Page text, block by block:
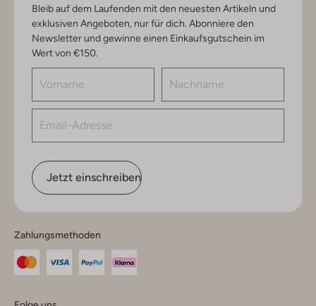
Bleib auf dem Laufenden mit den neuesten Artikeln und
exklusiven Angeboten, nur für dich. Abonniere den
Newsletter und gewinne einen Einkaufsgutschein im
Wert von €150.
Jetzt einschreiben
Zahlungsmethoden